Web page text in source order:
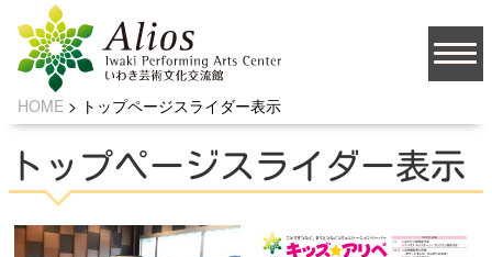
大
背景の色
HOME > トップページスライダー表示
トップページスライダー表示